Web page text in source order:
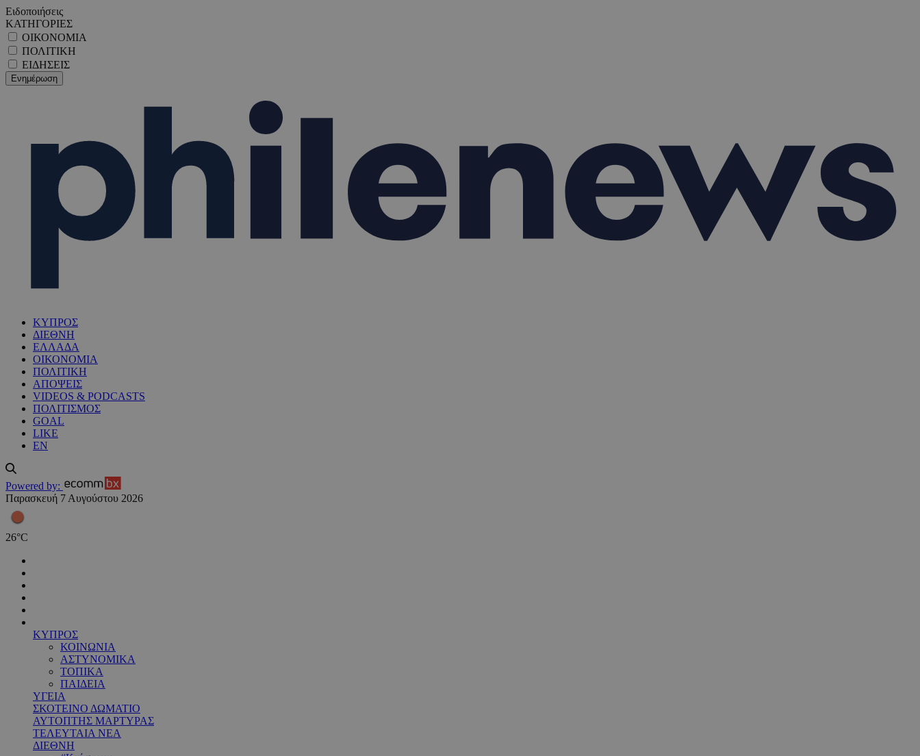
Ειδοποιήσεις
ΚΑΤΗΓΟΡΙΕΣ
ΟΙΚΟΝΟΜΙΑ
ΠΟΛΙΤΙΚΗ
ΕΙΔΗΣΕΙΣ
ΚΥΠΡΟΣ
ΔΙΕΘΝΗ
ΕΛΛΑΔΑ
ΟΙΚΟΝΟΜΙΑ
ΠΟΛΙΤΙΚΗ
ΑΠΟΨΕΙΣ
VIDEOS & PODCASTS
ΠΟΛΙΤΙΣΜΟΣ
GOAL
LIKE
EN
Powered by:
Παρασκευή 7 Αυγούστου 2026
26°C
ΚΥΠΡΟΣ
ΚΟΙΝΩΝΙΑ
ΑΣΤΥΝΟΜΙΚΑ
ΤΟΠΙΚΑ
ΠΑΙΔΕΙΑ
ΥΓΕΙΑ
ΣΚΟΤΕΙΝΟ ΔΩΜΑΤΙΟ
ΑΥΤΟΠΤΗΣ ΜΑΡΤΥΡΑΣ
ΤΕΛΕΥΤΑΙΑ ΝΕΑ
ΔΙΕΘΝΗ